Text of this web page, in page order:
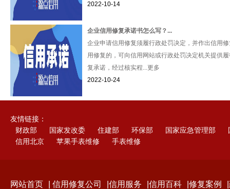
2022-10-14
企业信用修复承诺书怎么写？...
企业申请信用修复须履行政处罚决定，并作出信用
用修复的，可向信用网站或行政处罚决定机关提供
复承诺，经过核实程...更多
2022-10-24
友情链接：
财政部
国家发改委 住建部 环保部 国家应急管理部
信用北京
苹果手表维修 手表维修
网站首页 信用修复公司 信用服务 信用百科 修复案例